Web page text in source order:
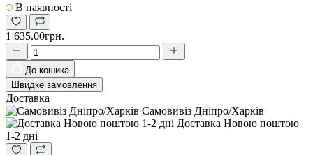
В наявності
1 635.00грн.
До кошика
Швидке замовлення
Доставка
Самовивіз Дніпро/Харків
Доставка Новою поштою
1-2 дні